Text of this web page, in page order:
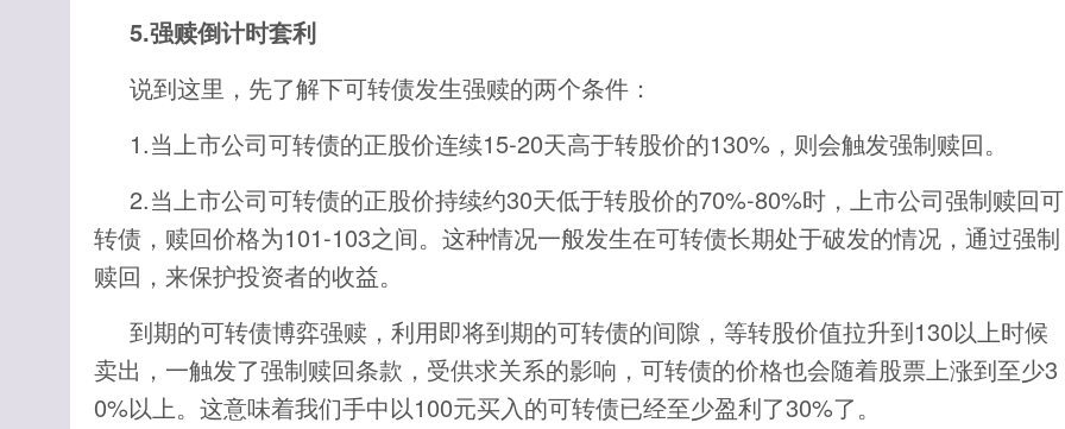
5.强赎倒计时套利
说到这里，先了解下可转债发生强赎的两个条件：
1.当上市公司可转债的正股价连续15-20天高于转股价的130%，则会触发强制赎回。
2.当上市公司可转债的正股价持续约30天低于转股价的70%-80%时，上市公司强制赎回可
转债，赎回价格为101-103之间。这种情况一般发生在可转债长期处于破发的情况，通过强制
赎回，来保护投资者的收益。
到期的可转债博弈强赎，利用即将到期的可转债的间隙，等转股价值拉升到130以上时候
卖出，一触发了强制赎回条款，受供求关系的影响，可转债的价格也会随着股票上涨到至少3
0%以上。这意味着我们手中以100元买入的可转债已经至少盈利了30%了。